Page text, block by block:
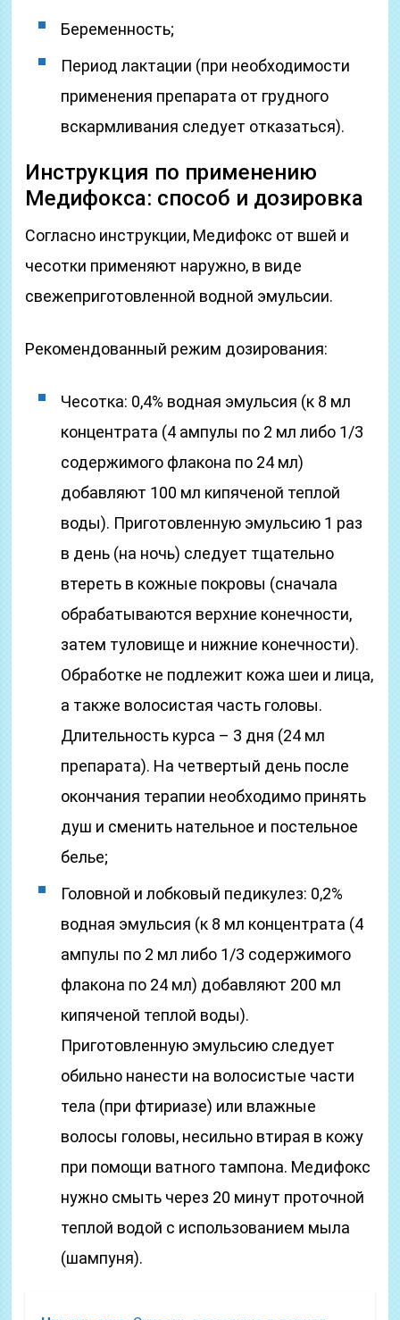
Беременность;
Период лактации (при необходимости
применения препарата от грудного
вскармливания следует отказаться).
Инструкция по применению
Медифокса: способ и дозировка
Согласно инструкции, Медифокс от вшей и
чесотки применяют наружно, в виде
свежеприготовленной водной эмульсии.
Рекомендованный режим дозирования:
Чесотка: 0,4% водная эмульсия (к 8 мл
концентрата (4 ампулы по 2 мл либо 1/3
содержимого флакона по 24 мл)
добавляют 100 мл кипяченой теплой
воды). Приготовленную эмульсию 1 раз
в день (на ночь) следует тщательно
втереть в кожные покровы (сначала
обрабатываются верхние конечности,
затем туловище и нижние конечности).
Обработке не подлежит кожа шеи и лица,
а также волосистая часть головы.
Длительность курса – 3 дня (24 мл
препарата). На четвертый день после
окончания терапии необходимо принять
душ и сменить нательное и постельное
белье;
Головной и лобковый педикулез: 0,2%
водная эмульсия (к 8 мл концентрата (4
ампулы по 2 мл либо 1/3 содержимого
флакона по 24 мл) добавляют 200 мл
кипяченой теплой воды).
Приготовленную эмульсию следует
обильно нанести на волосистые части
тела (при фтириазе) или влажные
волосы головы, несильно втирая в кожу
при помощи ватного тампона. Медифокс
нужно смыть через 20 минут проточной
теплой водой с использованием мыла
(шампуня).